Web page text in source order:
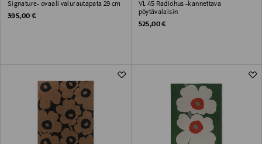
Signature- ovaali valurautapata 29 cm
Original Price
395,00 €
VL 45 Radiohus -kannettava
pöytävalaisin
Original Price
525,00 €